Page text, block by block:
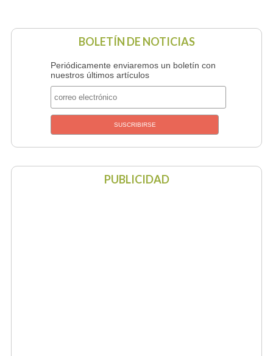
BOLETÍN DE NOTICIAS
Periódicamente enviaremos un boletín con
nuestros últimos artículos
PUBLICIDAD